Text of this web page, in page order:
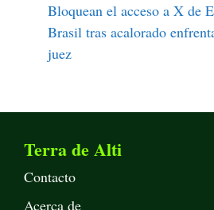
Bloquean el acceso a X de
Brasil tras acalorado
juez
Terra de Alti
Contacto
Acerca de